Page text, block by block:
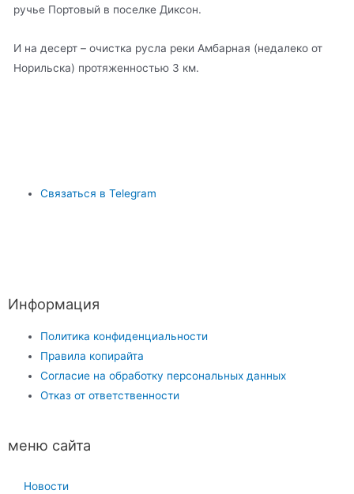
ручье Портовый в поселке Диксон.
И на десерт – очистка русла реки Амбарная (недалеко от
Норильска) протяженностью 3 км.
Связаться в Telegram
Информация
Политика конфиденциальности
Правила копирайта
Согласие на обработку персональных данных
Отказ от ответственности
меню сайта
Новости